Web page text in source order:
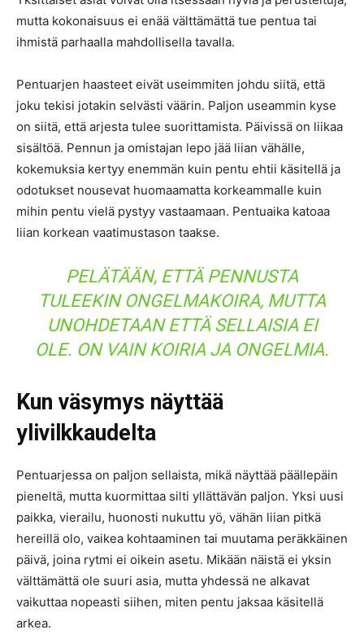
mutta kokonaisuus ei enää välttämättä tue pentua tai
ihmistä parhaalla mahdollisella tavalla.
Pentuarjen haasteet eivät useimmiten johdu siitä, että
joku tekisi jotakin selvästi väärin. Paljon useammin kyse
on siitä, että arjesta tulee suorittamista. Päivissä on liikaa
sisältöä. Pennun ja omistajan lepo jää liian vähälle,
kokemuksia kertyy enemmän kuin pentu ehtii käsitellä ja
odotukset nousevat huomaamatta korkeammalle kuin
mihin pentu vielä pystyy vastaamaan. Pentuaika katoaa
liian korkean vaatimustason taakse.
PELÄTÄÄN, ETTÄ PENNUSTA
TULEEKIN ONGELMAKOIRA, MUTTA
UNOHDETAAN ETTÄ SELLAISIA EI
OLE. ON VAIN KOIRIA JA ONGELMIA.
Kun väsymys näyttää
ylivilkkaudelta
Pentuarjessa on paljon sellaista, mikä näyttää päällepäin
pieneltä, mutta kuormittaa silti yllättävän paljon. Yksi uusi
paikka, vierailu, huonosti nukuttu yö, vähän liian pitkä
hereillä olo, vaikea kohtaaminen tai muutama peräkkäinen
päivä, joina rytmi ei oikein asetu. Mikään näistä ei yksin
välttämättä ole suuri asia, mutta yhdessä ne alkavat
vaikuttaa nopeasti siihen, miten pentu jaksaa käsitellä
arkea.